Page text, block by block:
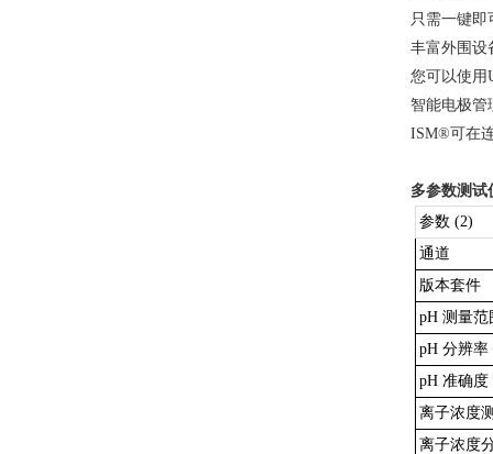
只需一键即
丰富外围设
您可以使用
智能电极管
ISM®可在
多参数测试
参数 (2)
通道
版本套件
pH 测量范
pH 分辨率
pH 准确度
离子浓度
离子浓度